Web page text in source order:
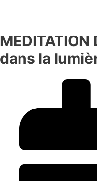
MEDITATION
dans la